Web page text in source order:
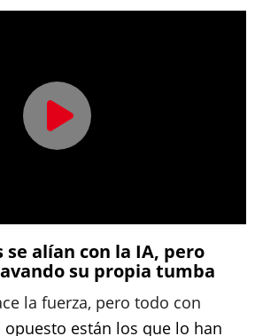
alían con la IA, pero
su propia tumba
la fuerza, pero todo con
opuesto están los que lo han